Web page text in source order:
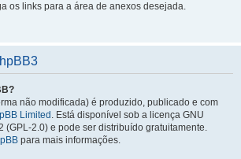
os links para a área de anexos desejada.
não modificada) é produzido, publicado e com
Limited . Está disponível sob a licença GNU
(GPL-2.0) e pode ser distribuído gratuitamente.
para mais informações.